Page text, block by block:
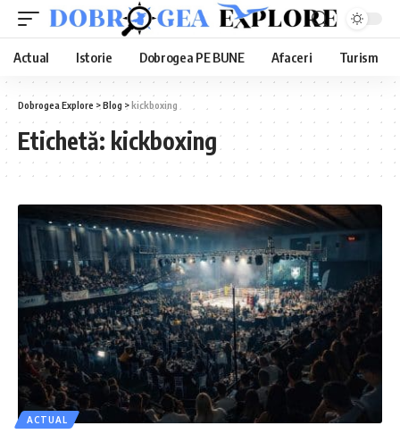
Actual Istorie Dobrogea PE BUNE Afaceri Turism
Dobrogea Explore >Blog >kickboxing
Etichetă: kickboxing
ACTUAL